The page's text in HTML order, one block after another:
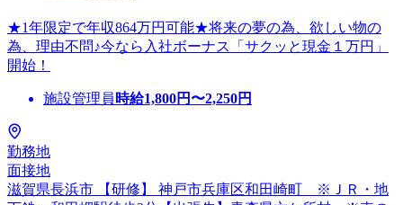
★1年限定で年収864万円可能★将来の夢の為、欲しい物の
為、理由不問♪今なら入社ボーナス「サクッと現金１万円」
開始！
施設管理員 時給1,800円〜2,250円
勤務地
面接地
滋賀県長浜市 【研修】 神戸市兵庫区和田崎町 ※ＪＲ・地